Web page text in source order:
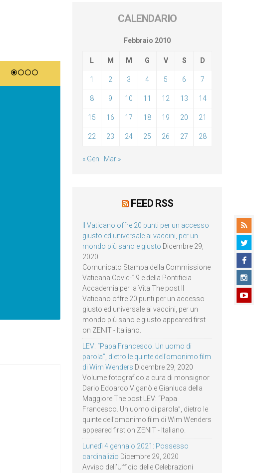
CALENDARIO
Febbraio 2010
L M M G V S D
1 2 3 4 5 6 7
8 9 10 11 12 13 14
15 16 17 18 19 20 21
22 23 24 25 26 27 28
« Gen Mar »
FEED RSS
Il Vaticano offre 20 punti per un accesso
giusto ed universale ai vaccini, per un
mondo più sano e giusto Dicembre 29,
2020
Comunicato Stampa della Commissione
Vaticana Covid-19 e della Pontificia
Accademia per la Vita The post Il
Vaticano offre 20 punti per un accesso
giusto ed universale ai vaccini, per un
mondo più sano e giusto appeared first
on ZENIT - Italiano.
LEV: “Papa Francesco. Un uomo di
parola”, dietro le quinte dell’omonimo film
di Wim Wenders Dicembre 29, 2020
Volume fotografico a cura di monsignor
Dario Edoardo Viganò e Gianluca della
Maggiore The post LEV: “Papa
Francesco. Un uomo di parola”, dietro le
quinte dell’omonimo film di Wim Wenders
appeared first on ZENIT - Italiano.
Lunedì 4 gennaio 2021: Possesso
cardinalizio Dicembre 29, 2020
Avviso dell’Ufficio delle Celebrazioni